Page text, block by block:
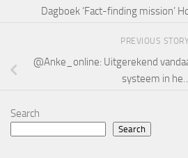
Dagboek ‘Fact-finding mission’
PREVIOUS STORY
@Anke_online: Uitgerekend
systeem in
Search
Search